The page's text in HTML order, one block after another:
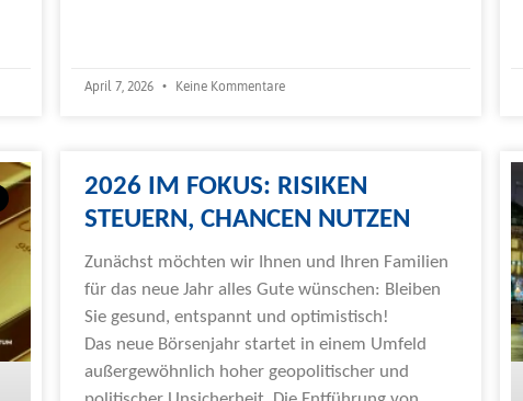
April 7, 2026 Keine Kommentare
2026 IM FOKUS: RISIKEN
STEUERN, CHANCEN NUTZEN
Zunächst möchten wir Ihnen und Ihren Familien
für das neue Jahr alles Gute wünschen: Bleiben
Sie gesund, entspannt und optimistisch!
Das neue Börsenjahr startet in einem Umfeld
außergewöhnlich hoher geopolitischer und